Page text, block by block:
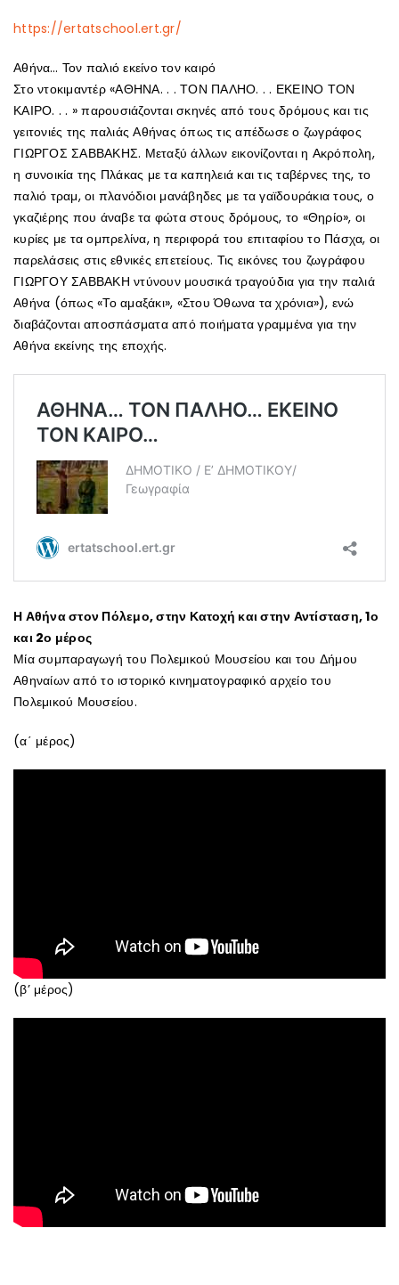
https://ertatschool.ert.gr/
Αθήνα… Τον παλιό εκείνο τον καιρό
Στο ντοκιμαντέρ «ΑΘΗΝΑ. . . ΤΟΝ ΠΑΛΗΟ. . . ΕΚΕΙΝΟ ΤΟΝ
ΚΑΙΡΟ. . . » παρουσιάζονται σκηνές από τους δρόμους και τις
γειτονιές της παλιάς Αθήνας όπως τις απέδωσε ο ζωγράφος
ΓΙΩΡΓΟΣ ΣΑΒΒΑΚΗΣ. Μεταξύ άλλων εικονίζονται η Ακρόπολη,
η συνοικία της Πλάκας με τα καπηλειά και τις ταβέρνες της, το
παλιό τραμ, οι πλανόδιοι μανάβηδες με τα γαϊδουράκια τους, ο
γκαζιέρης που άναβε τα φώτα στους δρόμους, το «Θηρίο», οι
κυρίες με τα ομπρελίνα, η περιφορά του επιταφίου το Πάσχα, οι
παρελάσεις στις εθνικές επετείους. Τις εικόνες του ζωγράφου
ΓΙΩΡΓΟΥ ΣΑΒΒΑΚΗ ντύνουν μουσικά τραγούδια για την παλιά
Αθήνα (όπως «Το αμαξάκι», «Στου Όθωνα τα χρόνια»), ενώ
διαβάζονται αποσπάσματα από ποιήματα γραμμένα για την
Αθήνα εκείνης της εποχής.
Η Αθήνα στον Πόλεμο, στην Κατοχή και στην Αντίσταση, 1ο
και 2ο μέρος
Μία συμπαραγωγή του Πολεμικού Μουσείου και του Δήμου
Αθηναίων από το ιστορικό κινηματογραφικό αρχείο του
Πολεμικού Μουσείου.
(α΄ μέρος)
(β’ μέρος)